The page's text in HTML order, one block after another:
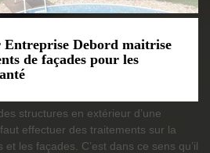
Entreprise Debord maitrise
de façades pour les
structures en extérieur d’une
effectuer des traitements sur la
les façades. C’est dans ce sens qu’il